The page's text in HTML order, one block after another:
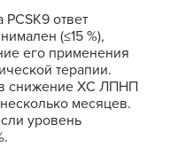
ответ
(≤15 %),
его применения
терапии.
снижение ХС ЛПНП
месяцев.
уровень